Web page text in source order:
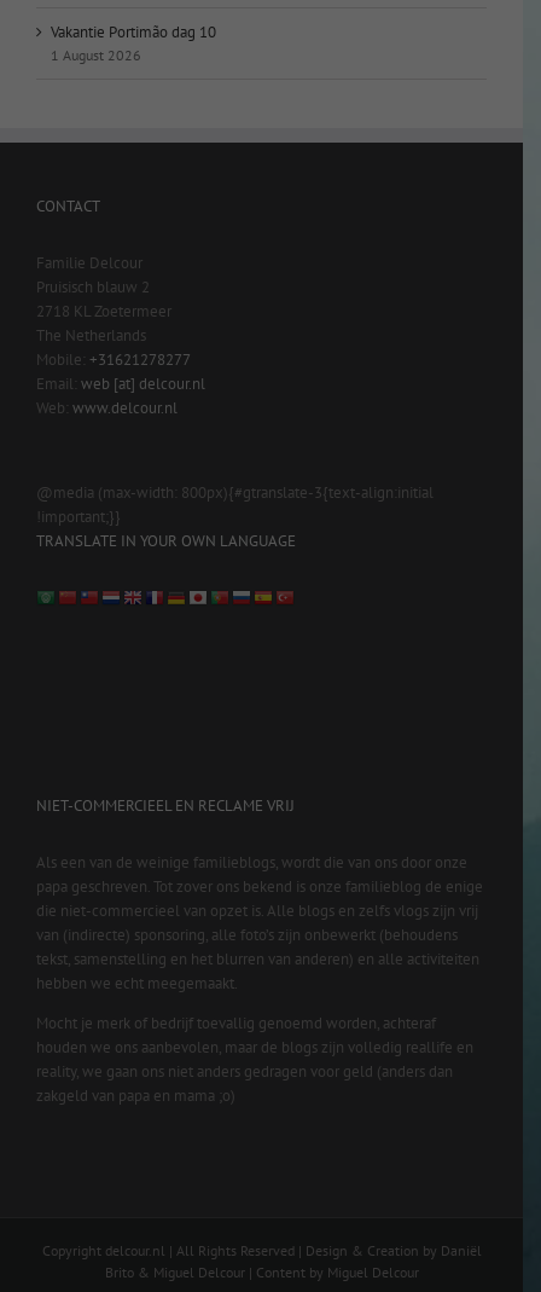
Vakantie Portimão dag 10
1 August 2026
CONTACT
Familie Delcour
Pruisisch blauw 2
2718 KL Zoetermeer
The Netherlands
Mobile: +31621278277
Email: web [at] delcour.nl
Web: www.delcour.nl
@media (max-width: 800px){#gtranslate-3{text-align:initial
!important;}}
TRANSLATE IN YOUR OWN LANGUAGE
NIET-COMMERCIEEL EN RECLAME VRIJ
Als een van de weinige familieblogs, wordt die van ons door onze
papa geschreven. Tot zover ons bekend is onze familieblog de enige
die niet-commercieel van opzet is. Alle blogs en zelfs vlogs zijn vrij
van (indirecte) sponsoring, alle foto’s zijn onbewerkt (behoudens
tekst, samenstelling en het blurren van anderen) en alle activiteiten
hebben we echt meegemaakt.
Mocht je merk of bedrijf toevallig genoemd worden, achteraf
houden we ons aanbevolen, maar de blogs zijn volledig reallife en
reality, we gaan ons niet anders gedragen voor geld (anders dan
zakgeld van papa en mama ;o)
Copyright delcour.nl | All Rights Reserved | Design & Creation by Daniël
Brito & Miguel Delcour | Content by Miguel Delcour